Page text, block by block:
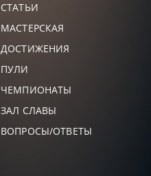
СТАТЬИ
МАСТЕРСКАЯ
ДОСТИЖЕНИЯ
ПУЛИ
ЧЕМПИОНАТЫ
ЗАЛ СЛАВЫ
ВОПРОСЫ/ОТВЕТЫ